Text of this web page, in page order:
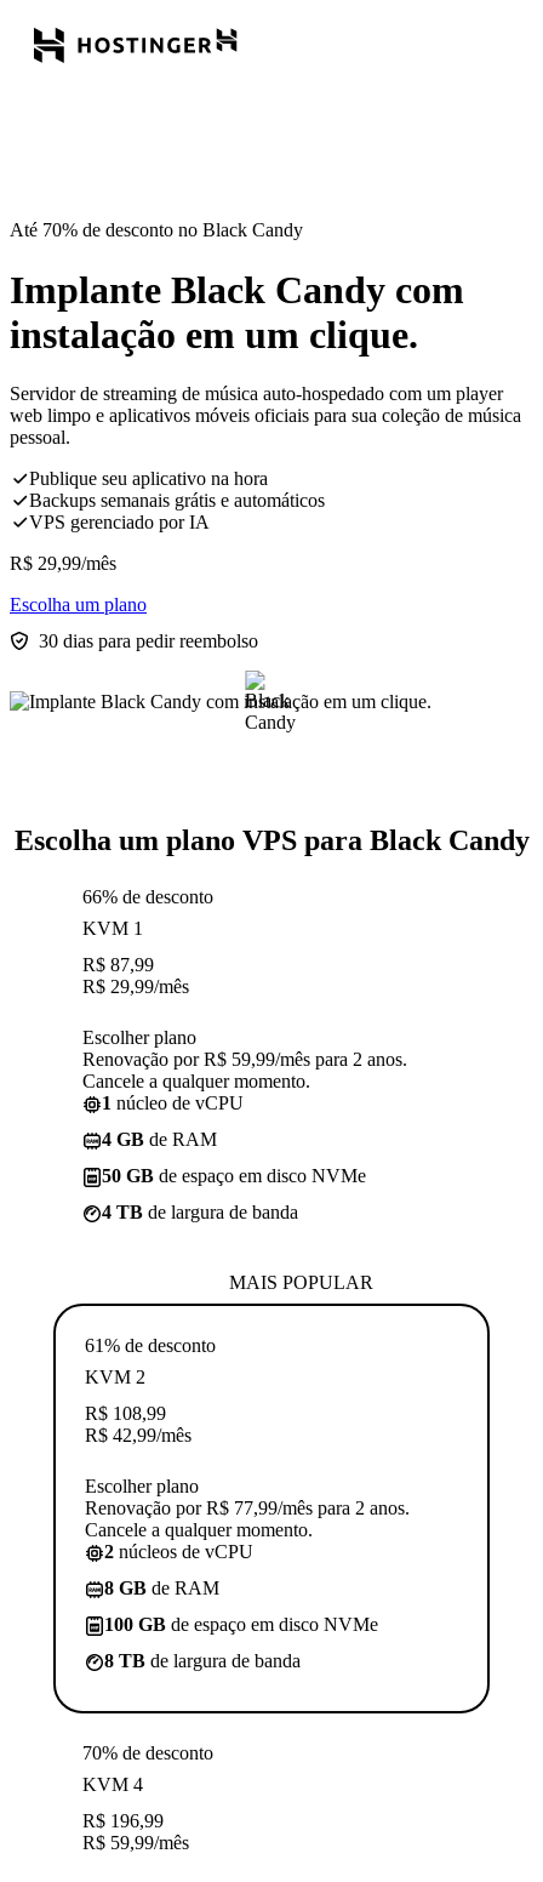
Até 70% de desconto no Black Candy
Implante Black Candy com
instalação em um clique.
Servidor de streaming de música auto-hospedado com um player
web limpo e aplicativos móveis oficiais para sua coleção de música
pessoal.
Publique seu aplicativo na hora
Backups semanais grátis e automáticos
VPS gerenciado por IA
R$ 29,99/mês
Escolha um plano
30 dias para pedir reembolso
Escolha um plano VPS para Black Candy
66% de desconto
KVM 1
R$ 87,99
R$ 29,99/mês
Escolher plano
Renovação por R$ 59,99/mês para 2 anos.
Cancele a qualquer momento.
1 núcleo de vCPU
4 GB de RAM
50 GB de espaço em disco NVMe
4 TB de largura de banda
MAIS POPULAR
61% de desconto
KVM 2
R$ 108,99
R$ 42,99/mês
Escolher plano
Renovação por R$ 77,99/mês para 2 anos.
Cancele a qualquer momento.
2 núcleos de vCPU
8 GB de RAM
100 GB de espaço em disco NVMe
8 TB de largura de banda
70% de desconto
KVM 4
R$ 196,99
R$ 59,99/mês